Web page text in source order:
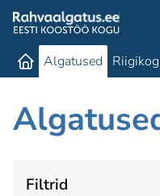
Algatused
Filtrid